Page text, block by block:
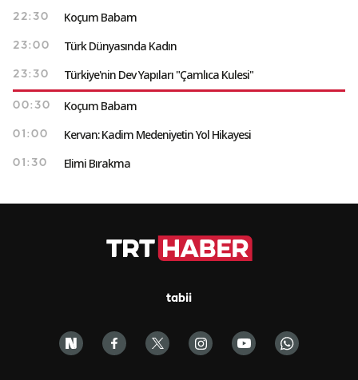
22:30 Koçum Babam
23:00 Türk Dünyasında Kadın
23:30 Türkiye'nin Dev Yapıları "Çamlıca Kulesi"
00:30 Koçum Babam
01:00 Kervan: Kadim Medeniyetin Yol Hikayesi
01:30 Elimi Bırakma
tabii